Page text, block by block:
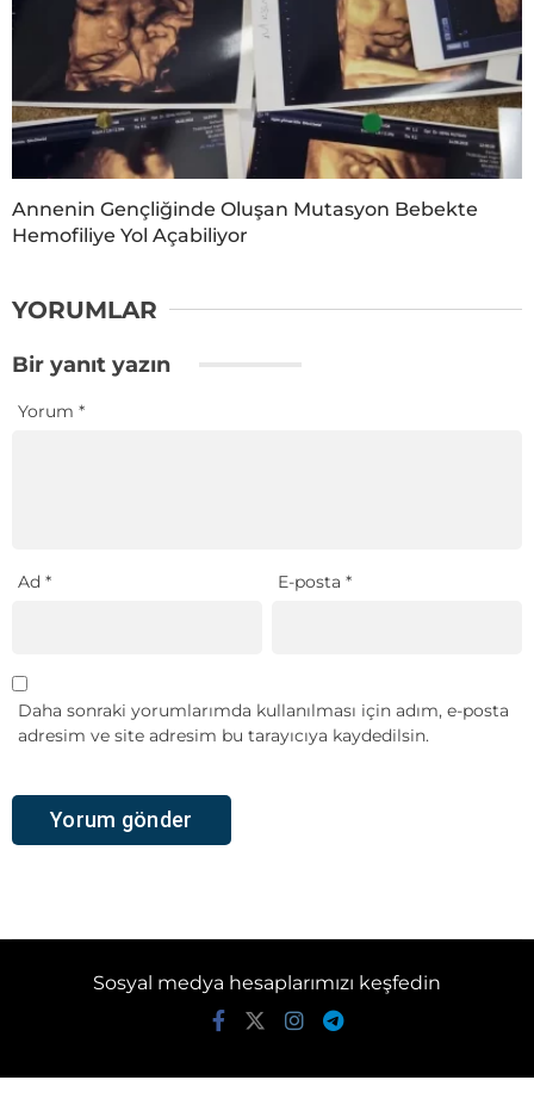
Annenin Gençliğinde Oluşan Mutasyon Bebekte
Hemofiliye Yol Açabiliyor
YORUMLAR
Bir yanıt yazın
Yorum *
Ad * E-posta*
Daha sonraki yorumlarımda kullanılması için adım, e-posta
adresim ve site adresim bu tarayıcıya kaydedilsin.
Sosyal medya hesaplarımızı keşfedin